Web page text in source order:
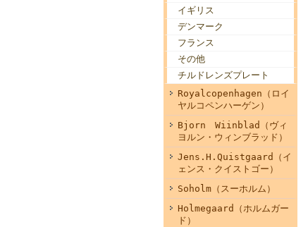
イギリス
デンマーク
フランス
その他
チルドレンズプレート
Royalcopenhagen（ロイ
ヤルコペンハーゲン）
Bjorn Wiinblad（ヴィ
ヨルン・ウィンブラッド）
Jens.H.Quistgaard（イ
ェンス・クイストゴー）
Soholm（スーホルム）
Holmegaard（ホルムガー
ド）